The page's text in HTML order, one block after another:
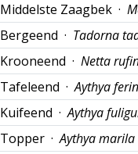
Middelste Zaagbek ·
Bergeend · Tadorna
Krooneend · Netta
Tafeleend ·Aythya
Kuifeend ·Aythya
Topper ·Aythya marila